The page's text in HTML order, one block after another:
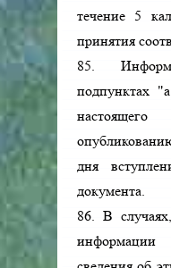
течение 5
принятия
85.
подпунктах
настоящего
дня
документа.
86. В
информации